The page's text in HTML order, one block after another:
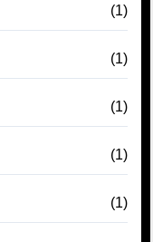
(1)
(1)
(1)
(1)
(1)